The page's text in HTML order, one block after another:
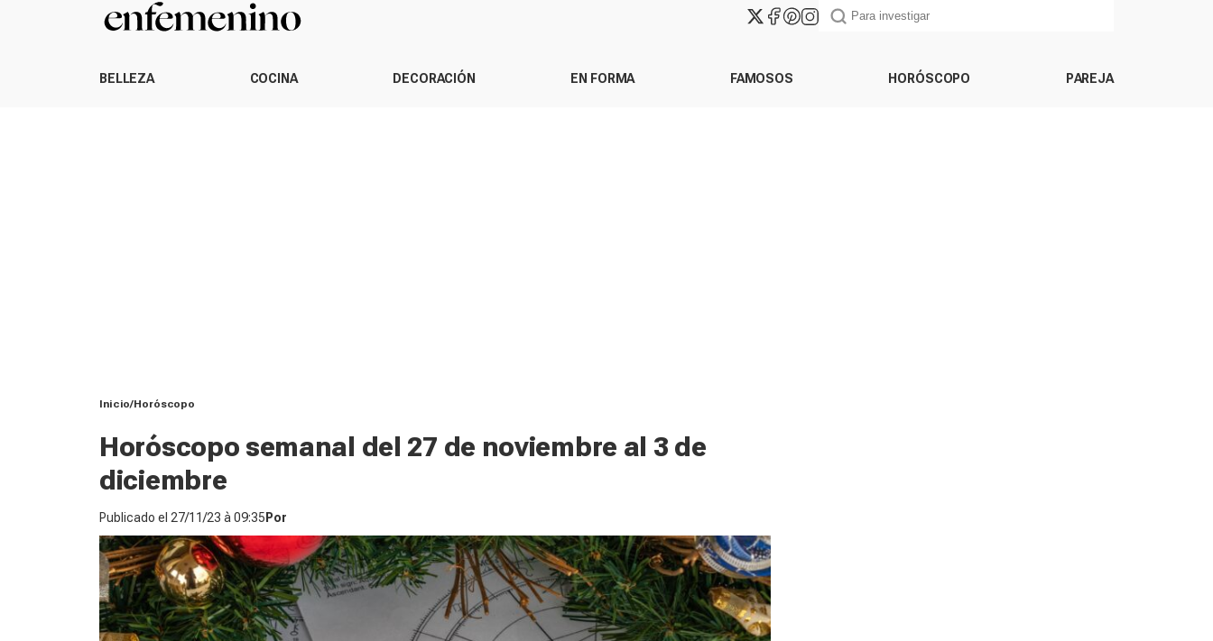
BELLEZA COCINA DECORACIÓN EN FORMA FAMOSOS HORÓSCOPO PAREJA
Inicio Horóscopo
Horóscopo semanal del 27 de noviembre al 3 de
diciembre
Publicado el 27/11/23 à 09:35 Por